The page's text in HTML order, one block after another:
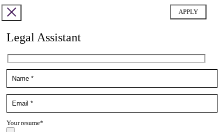
Legal Assistant
Your resume*